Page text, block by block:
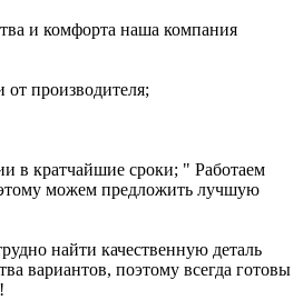
и комфорта наша компания
от производителя;
в кратчайшие сроки; " Работаем
можем предложить лучшую
найти качественную деталь
вариантов, поэтому всегда готовы